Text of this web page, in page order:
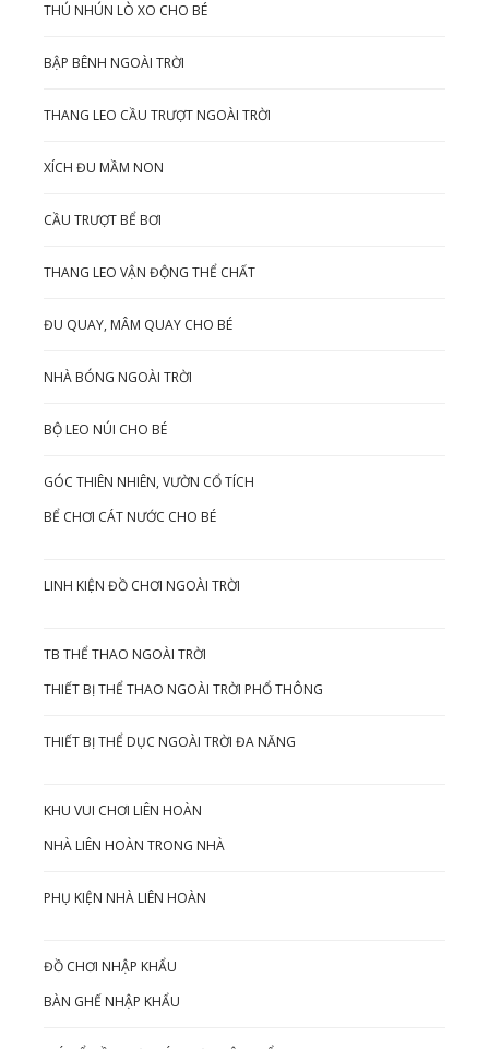
THÚ NHÚN LÒ XO CHO BÉ
BẬP BÊNH NGOÀI TRỜI
THANG LEO CẦU TRƯỢT NGOÀI TRỜI
XÍCH ĐU MẦM NON
CẦU TRƯỢT BỂ BƠI
THANG LEO VẬN ĐỘNG THỂ CHẤT
ĐU QUAY, MÂM QUAY CHO BÉ
NHÀ BÓNG NGOÀI TRỜI
BỘ LEO NÚI CHO BÉ
GÓC THIÊN NHIÊN, VƯỜN CỔ TÍCH
BỂ CHƠI CÁT NƯỚC CHO BÉ
LINH KIỆN ĐỒ CHƠI NGOÀI TRỜI
TB THỂ THAO NGOÀI TRỜI
THIẾT BỊ THỂ THAO NGOÀI TRỜI PHỔ THÔNG
THIẾT BỊ THỂ DỤC NGOÀI TRỜI ĐA NĂNG
KHU VUI CHƠI LIÊN HOÀN
NHÀ LIÊN HOÀN TRONG NHÀ
PHỤ KIỆN NHÀ LIÊN HOÀN
ĐỒ CHƠI NHẬP KHẨU
BÀN GHẾ NHẬP KHẨU